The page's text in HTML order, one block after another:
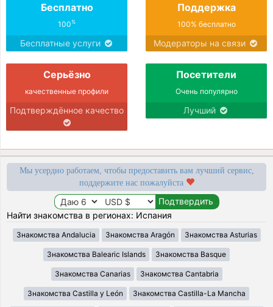
Бесплатно
100%
Бесплатные услуги
Поддержка
100% бесплатно
Модераторы на связи
Серьёзно
качественные профили
Подтверждённое качество
Посетители
Очень популярно
Лучший
Мы усердно работаем, чтобы предоставить вам лучший сервис,
поддержите нас пожалуйста
Найти знакомства в регионах: Испания
Знакомства Andalucia Знакомства Aragón Знакомства Asturias
Знакомства Balearic Islands Знакомства Basque
Знакомства Canarias Знакомства Cantabria
Знакомства Castilla y León Знакомства Castilla-La Mancha